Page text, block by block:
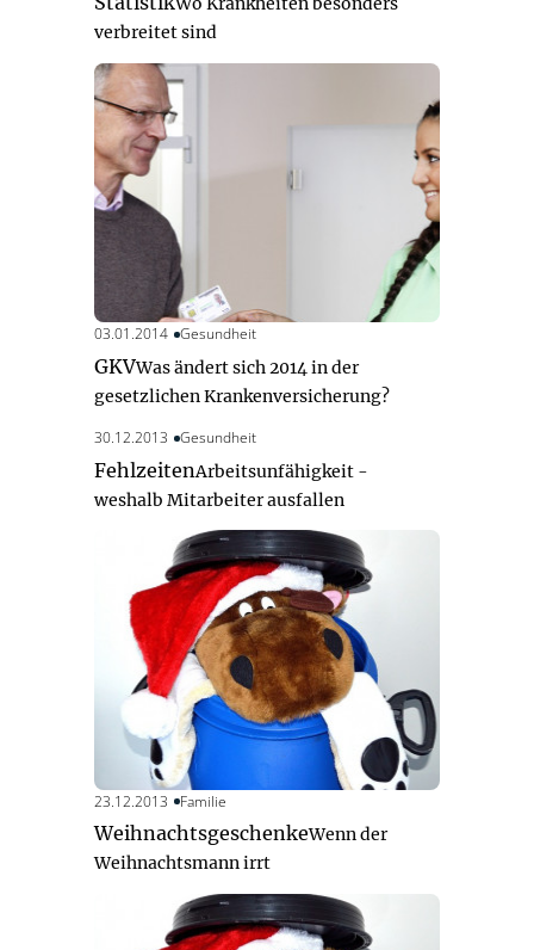
verbreitet sind
03.01.2014 Gesundheit
GKVWas ändert sich 2014 in der
gesetzlichen Krankenversicherung?
30.12.2013 Gesundheit
FehlzeitenArbeitsunfähigkeit -
weshalb Mitarbeiter ausfallen
23.12.2013 Familie
WeihnachtsgeschenkeWenn der
Weihnachtsmann irrt